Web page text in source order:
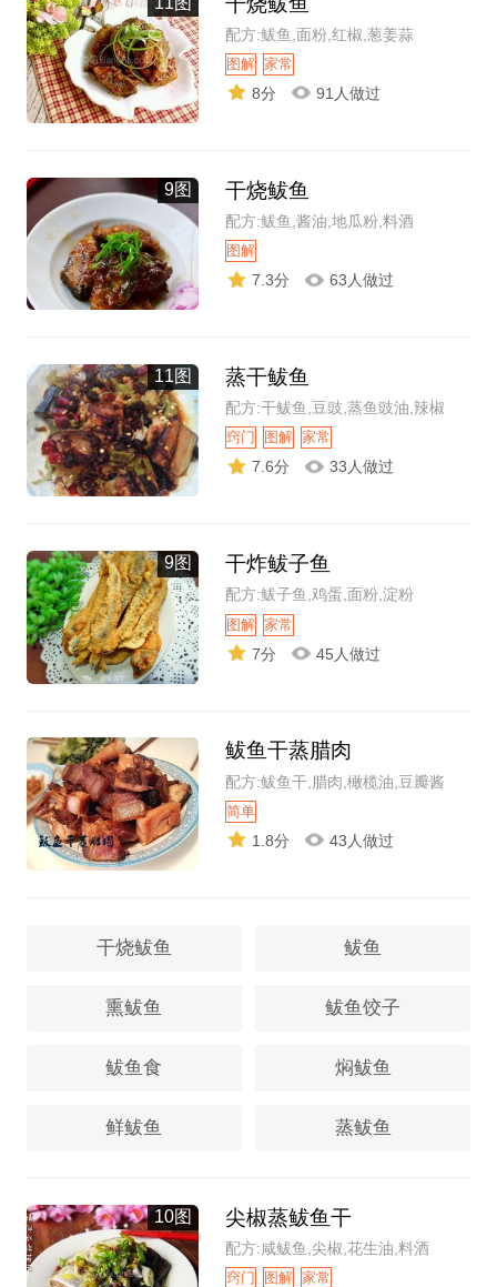
配方:鲅鱼,面粉,红椒,葱姜蒜
图解 家常
8分 91人做过
9图 干烧鲅鱼
配方:鲅鱼,酱油,地瓜粉,料酒
图解
7.3分 63人做过
11图 蒸干鲅鱼
配方:干鲅鱼,豆豉,蒸鱼豉油,辣椒
窍门 图解 家常
7.6分 33人做过
9图 干炸鲅子鱼
配方:鲅子鱼,鸡蛋,面粉,淀粉
图解 家常
7分 45人做过
鲅鱼干蒸腊肉
配方:鲅鱼干,腊肉,橄榄油,豆瓣酱
简单
1.8分 43人做过
干烧鲅鱼 鲅鱼
熏鲅鱼 鲅鱼饺子
鲅鱼食 焖鲅鱼
鲜鲅鱼 蒸鲅鱼
10图 尖椒蒸鲅鱼干
配方:咸鲅鱼,尖椒,花生油,料酒
窍门 图解 家常